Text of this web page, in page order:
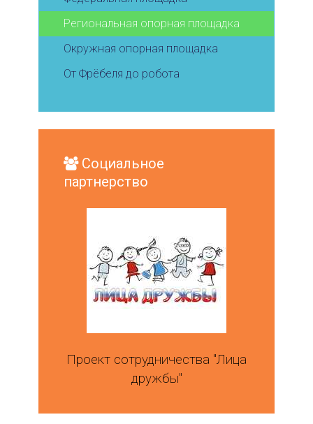
Региональная опорная площадка
Окружная опорная площадка
От Фрёбеля до робота
Социальное
партнерство
Проект сотрудничества "Лица
дружбы"